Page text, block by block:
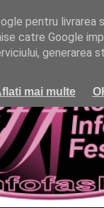
pentru livrarea
catre Google
generarea
mai multe